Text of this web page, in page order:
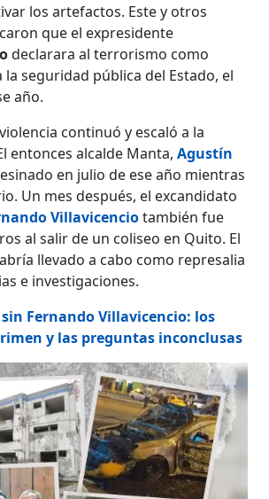
los artefactos. Este y otros
que el expresidente
declarara al terrorismo como
seguridad pública del Estado, el
año.
continuó y escaló a la
entonces alcalde Manta,Agustín
en julio de ese año mientras
Un mes después, el excandidato
Villavicenciotambién fue
al salir de un coliseo en Quito. El
llevado a cabo como represalia
e investigaciones.
Fernando Villavicencio: los
y las preguntas inconclusas